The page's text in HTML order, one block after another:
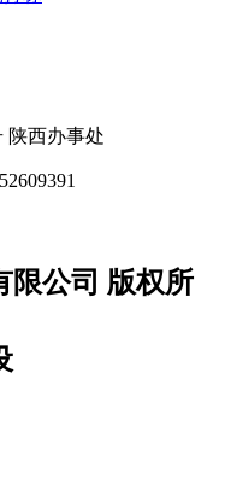
陕西办事处
限公司 版权所